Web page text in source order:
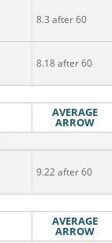
8.3 after 60
8.18 after 60
AVERAGE
ARROW
9.22 after 60
AVERAGE
ARROW